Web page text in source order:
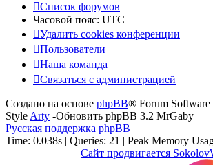
Список форумов
Часовой пояс: UTC
Удалить cookies конференции
Пользователи
Наша команда
Связаться с администрацией
Создано на основе phpBB® Forum
StyleArty -Обновить phpBB 3.2 MrGaby
Русская поддержка phpBB
Time: 0.038s | Queries: 21 | Peak Memory
Сайт продвигается